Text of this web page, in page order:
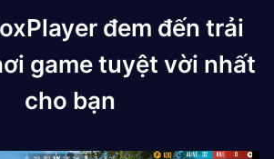
đem đến trải
game tuyệt vời nhất
cho bạn